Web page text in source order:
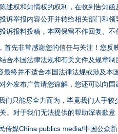
述权和知情权的权利，在收到告知
诉举报内容公开并转给相关部门和
诉报料投稿，本网保留不作回复、不
首先非常感谢您的信任与关注！您
合本国法律法规和有关文件及规章
最终并不适合本国法律法规或涉及
外发布广告请您谅解，您还可以向
们只能尽全力而为，毕竟我们人手
。对于我们无法提供的帮助深表歉
传媒China publics media/中国公众
一纸欠条伤亲情 巡回调解